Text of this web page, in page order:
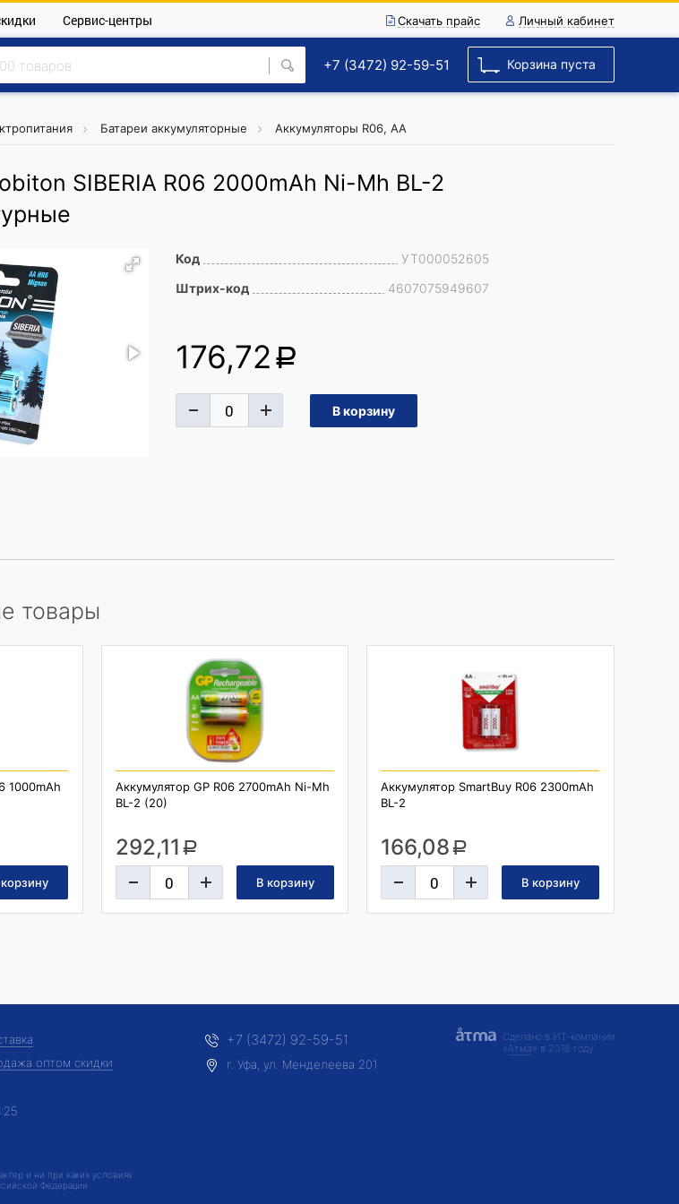
Сервис-центры Скачать прайс Личный кабинет
+7 (3472) 92-59-51 Корзина пуста
Батареи аккумуляторные Аккумуляторы R06, AA
SIBERIA R06 2000mAh Ni-Mh BL-2
Код
УТ000052605
Штрих-код
4607075949607
176,72 a
товары
1000mAh
Аккумулятор GP R06 2700mAh Ni-Mh
BL-2 (20)
292,11 a
Аккумулятор SmartBuy R06 2300mAh
BL-2
166,08 a
оптом скидки
+7 (3472) 92-59-51
г. Уфа, ул. Менделеева 201
Сделано в ИТ-компании
«Атма» в 2018 году
и ни при каких условиях
Федерации